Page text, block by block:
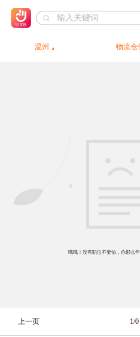
温州 物流仓
哦哦！没有职位不要怕，你那么
上一页 1/0